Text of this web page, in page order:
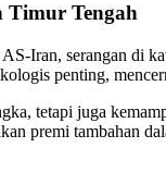
Timur Tengah
Iran, serangan
penting,
tetapi juga
premi tambahan